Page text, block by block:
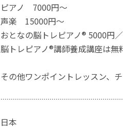
ピアノ 7000円〜
声楽 15000円〜
おとなの脳トレピアノ®︎ 5000円
脳トレピアノ®︎講師養成講座は
その他ワンポイントレッスン、
日本